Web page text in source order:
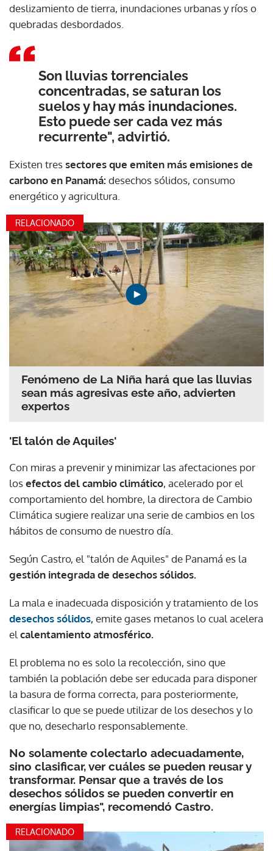
deslizamiento de tierra, inundaciones urbanas y ríos o
quebradas desbordados.
Son lluvias torrenciales
concentradas, se saturan los
suelos y hay más inundaciones.
Esto puede ser cada vez más
recurrente", advirtió.
Existen tressectores que emiten más emisiones de
carbono en Panamá: desechos sólidos, consumo
energético y agricultura.
RELACIONADO
Fenómeno de La Niña hará que las lluvias
sean más agresivas este año, advierten
expertos
'El talón de Aquiles'
Con miras a prevenir y minimizar las afectaciones por
losefectos del cambio climático, acelerado por el
comportamiento del hombre, la directora de Cambio
Climática sugiere realizar una serie de cambios en los
hábitos de consumo de nuestro día.
Según Castro, el "talón de Aquiles" de Panamá es la
gestión integrada de desechos sólidos.
La mala e inadecuada disposición y tratamiento de los
desechos sólidos,emite gases metanos lo cual acelera
el calentamiento atmosférico.
El problema no es solo la recolección, sino que
también la población debe ser educada para disponer
la basura de forma correcta, para posteriormente,
clasificar lo que se puede utilizar de los desechos y lo
que no, desecharlo responsablemente.
No solamente colectarlo adecuadamente,
sino clasificar, ver cuáles se pueden reusar y
transformar. Pensar que a través de los
desechos sólidos se pueden convertir en
energías limpias", recomendó Castro.
RELACIONADO